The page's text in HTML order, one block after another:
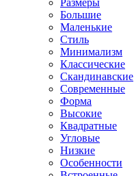
Размеры
Большие
Маленькие
Стиль
Минимализм
Классические
Скандинавские
Современные
Форма
Высокие
Квадратные
Угловые
Низкие
Особенности